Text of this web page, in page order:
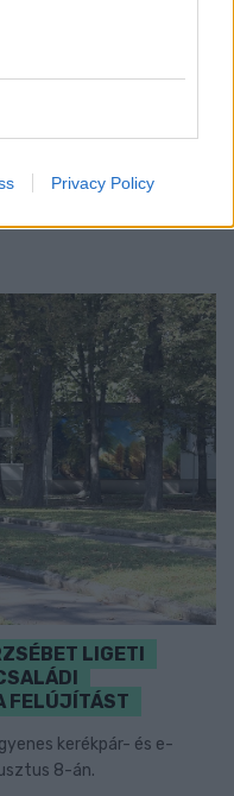
Privacy Policy
MIKÖZBEN
ELÉ NÉZ AZ ORSZÁG
LIGETI
FELÚJÍTÁST
kerékpár- és e-
8-án.